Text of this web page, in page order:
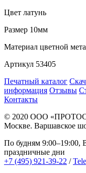
Цвет латунь
Размер 10мм
Материал цветной
Артикул 53405
Печатный каталог
информация Отзывы
Контакты
© 2020 ООО
Москве. Варшавское
По будням 9:00–19:00,
праздничные дни
+7 (495) 921-39-22 /